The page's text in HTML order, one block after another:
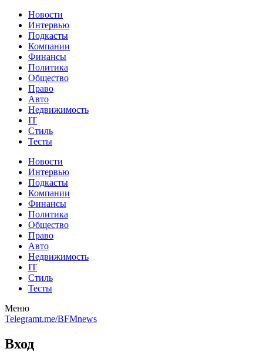
Новости
Интервью
Подкасты
Компании
Финансы
Политика
Общество
Право
Авто
Недвижимость
IT
Стиль
Тесты
Новости
Интервью
Подкасты
Компании
Финансы
Политика
Общество
Право
Авто
Недвижимость
IT
Стиль
Тесты
Меню
Telegramt.me/BFMnews
Вход